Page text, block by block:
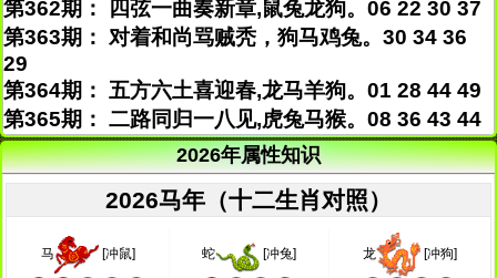
第362期： 四弦一曲奏新章,鼠兔龙狗。06 22 30 37
第363期： 对着和尚骂贼秃，狗马鸡兔。30 34 36
29
第364期： 五方六土喜迎春,龙马羊狗。01 28 44 49
第365期： 二路同归一八见,虎兔马猴。08 36 43 44
2026年属性知识
2026马年（十二生肖对照）
马 [冲鼠] 蛇 [冲兔] 龙 [冲狗]